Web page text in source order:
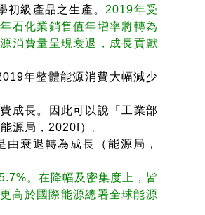
級產品之生產。 2019年受
石化業銷售值年增率將轉為
消費量呈現衰退，成長貢獻
年整體能源消費大幅減少
成長。因此可以說「工業部
源局，2020f）。
衰退轉為成長（能源局，
。在降幅及密集度上，皆
高於國際能源總署全球能源